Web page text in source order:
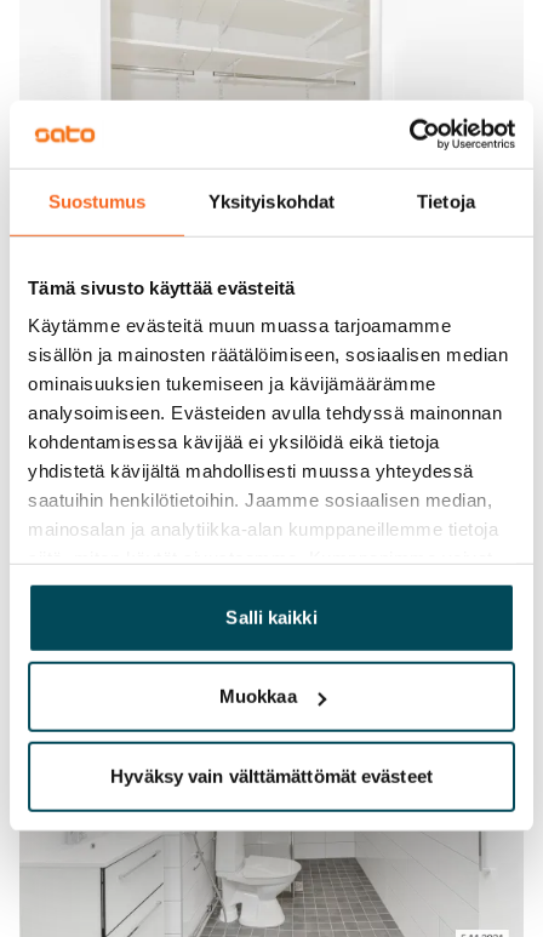
Suostumus Yksityiskohdat Tietoja
Tämä sivusto käyttää evästeitä
Käytämme evästeitä muun muassa tarjoamamme
sisällön ja mainosten räätälöimiseen, sosiaalisen median
ominaisuuksien tukemiseen ja kävijämäärämme
analysoimiseen. Evästeiden avulla tehdyssä mainonnan
kohdentamisessa kävijää ei yksilöidä eikä tietoja
yhdistetä kävijältä mahdollisesti muussa yhteydessä
saatuihin henkilötietoihin. Jaamme sosiaalisen median,
mainosalan ja analytiikka-alan kumppaneillemme tietoja
yhdistää näitä tietoja muihin tietoihin, joita olet antanut
heille tai joita on kerätty, kun olet käyttänyt heidän
palvelujaan.
Salli kaikki
Muokkaa
Hyväksy vain välttämättömät evästeet